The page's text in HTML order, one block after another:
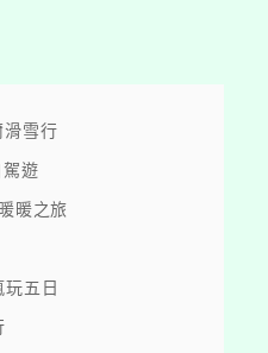
雪行
遊
暖之旅
五日